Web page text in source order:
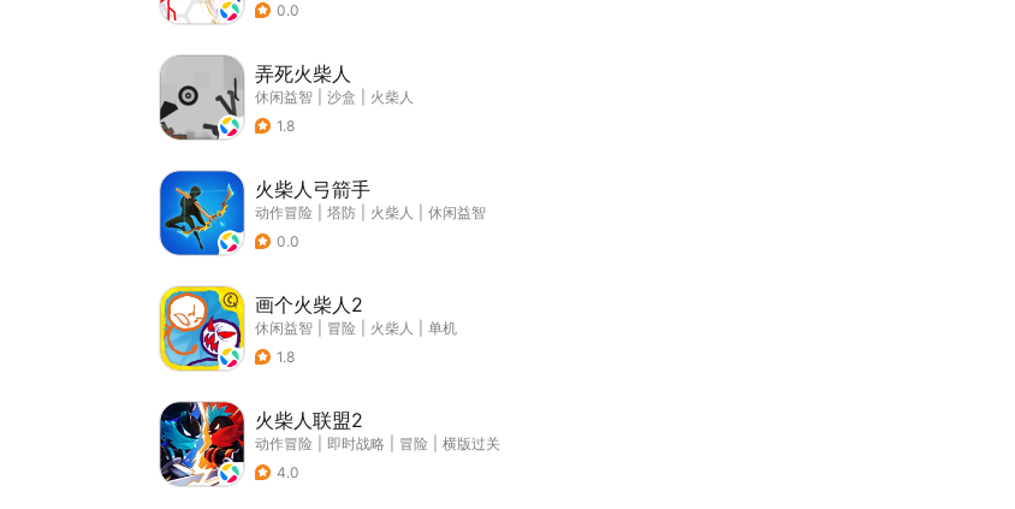
0.0
弄死火柴人
休闲益智 沙盒
火柴人
1.8
火柴人弓箭手
动作冒险 塔防 火柴人
休闲益智
0.0
画个火柴人2
休闲益智 冒险 火柴人
单机
1.8
火柴人联盟2
动作冒险 即时战略 冒险
横版过关
4.0